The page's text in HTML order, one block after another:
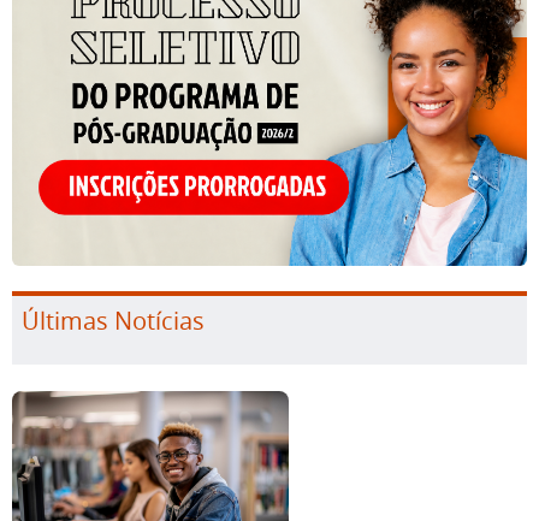
Últimas Notícias